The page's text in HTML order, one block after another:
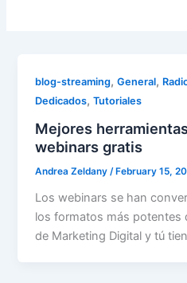
blog-streaming,General,
Dedicados,Tutoriales
Mejores
webinars gratis
Andrea Zeldany /February 15,
Los webinars se han
los formatos más potentes
de Marketing Digital y tú